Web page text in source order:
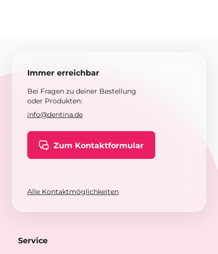
Immer erreichbar
Bei Fragen zu deiner Bestellung
oder Produkten:
info@dentina.de
Zum Kontaktformular
Alle Kontaktmöglichkeiten
Service